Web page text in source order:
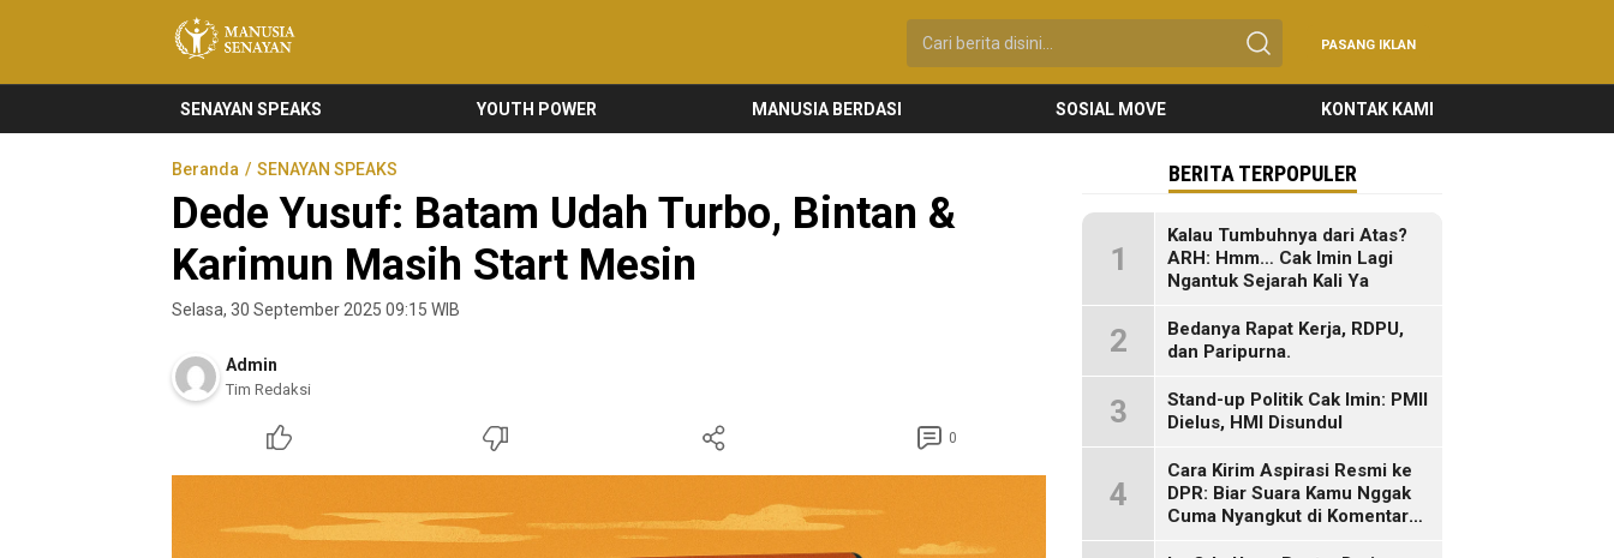
Manusia Senayan
Manusia Bicara, Senayan Bersuara
PASANG IKLAN
SENAYAN SPEAKS YOUTH POWER MANUSIA BERDASI SOSIAL MOVE KONTAK KAMI
Beranda SENAYAN SPEAKS
Dede Yusuf: Batam Udah Turbo, Bintan &
Karimun Masih Start Mesin
Selasa, 30 September 2025 09:15 WIB
Admin
Tim Redaksi
0
BERITA TERPOPULER
1
Kalau Tumbuhnya dari Atas?
ARH: Hmm… Cak Imin Lagi
Ngantuk Sejarah Kali Ya
2
Bedanya Rapat Kerja, RDPU,
dan Paripurna.
3
Stand-up Politik Cak Imin: PMII
Dielus, HMI Disundul
4
Cara Kirim Aspirasi Resmi ke
DPR: Biar Suara Kamu Nggak
Cuma Nyangkut di Komentar